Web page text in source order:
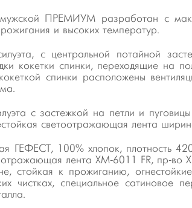
ПРЕМИУМ разработан с
и высоких температур.
с центральной потайной
кокетки спинки, переходящие на
спинки расположены
с застежкой на петли и
светоотражающая лента
ГЕФЕСТ, 100% хлопок, плотность
лента XM-6011 FR, пр-во
стойкая к прожиганию,
чистках, специальное сатиновое